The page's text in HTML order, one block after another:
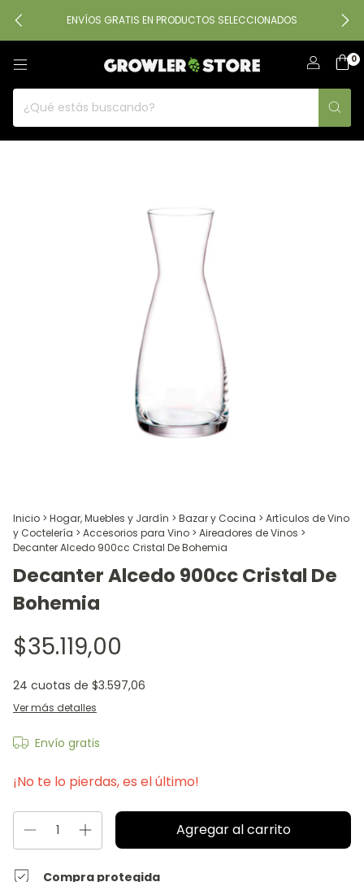
ENVÍOS GRATIS EN PRODUCTOS SELECCIONADOS
0
Inicio > Hogar, Muebles y Jardín > Bazar y Cocina > Artículos de Vino
y Coctelería > Accesorios para Vino > Aireadores de Vinos >
Decanter Alcedo 900cc Cristal De Bohemia
Decanter Alcedo 900cc Cristal De
Bohemia
$35.119,00
24 cuotas de $3.597,06
Ver más detalles
Envío gratis
¡No te lo pierdas, es el último!
Compra protegida